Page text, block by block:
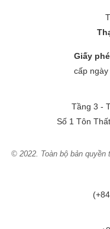
Giấy
cấp
Tầng 3 -
Số 1 Tôn
© 2022. Toàn bộ bản quyền